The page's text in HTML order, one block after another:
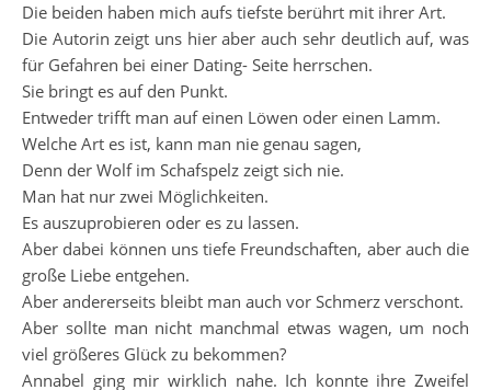
Die beiden haben mich aufs tiefste berührt mit ihrer Art.
Die Autorin zeigt uns hier aber auch sehr deutlich auf, was
für Gefahren bei einer Dating- Seite herrschen.
Sie bringt es auf den Punkt.
Entweder trifft man auf einen Löwen oder einen Lamm.
Welche Art es ist, kann man nie genau sagen,
Denn der Wolf im Schafspelz zeigt sich nie.
Man hat nur zwei Möglichkeiten.
Es auszuprobieren oder es zu lassen.
Aber dabei können uns tiefe Freundschaften, aber auch die
große Liebe entgehen.
Aber andererseits bleibt man auch vor Schmerz verschont.
Aber sollte man nicht manchmal etwas wagen, um noch
viel größeres Glück zu bekommen?
Annabel ging mir wirklich nahe. Ich konnte ihre Zweifel